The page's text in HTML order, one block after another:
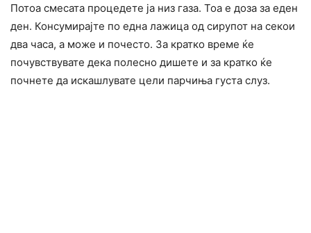
Потоа смесата процедете ја низ газа. Тоа е доза за еден
ден. Консумирајте по една лажица од сирупот на секои
два часа, а може и почесто. За кратко време ќе
почувствувате дека полесно дишете и за кратко ќе
почнете да искашлувате цели парчиња густа слуз.